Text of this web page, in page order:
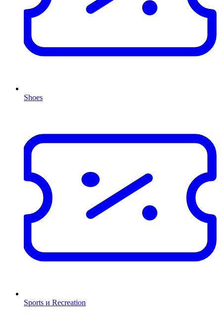
Shoes
Sports и Recreation